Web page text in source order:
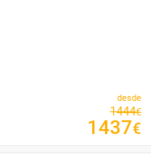
desde
1444€
1437€